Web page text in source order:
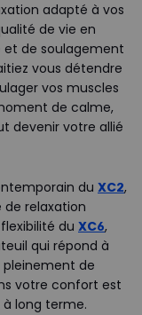
adapté à vos
de vie en
de soulagement
vous détendre
vos muscles
de calme,
devenir votre allié
du XC2,
de relaxation
du XC6,
qui répond à
de
votre confort est
long terme.